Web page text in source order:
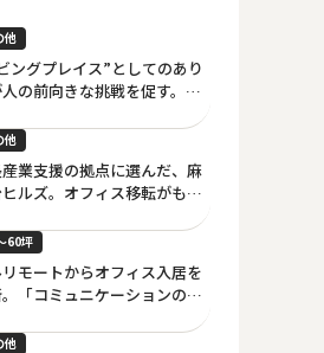
ングプレイス”としてのあり
の前向きな挑戦を促す。セ
コストの削減
他
業支援の拠点に選んだ、麻
ルズ。オフィス移転がもた
他
モートからオフィス入居を
「コミュニケーションの
60坪
他